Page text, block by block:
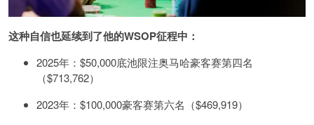
这种自信也延续到了他的WSOP征程中：
2025年：$50,000底池限注奥马哈豪客赛第四名
（$713,762）
2023年：$100,000豪客赛第六名（$469,919）